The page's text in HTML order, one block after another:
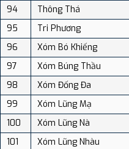
94
Thông Thá
95
Tri Phương
96
Xóm Bó Khiếng
97
Xóm Búng Thầu
98
Xóm Đống Đa
99
Xóm Lũng Mạ
100
Xóm Lũng Nà
101
Xóm Lũng Nhàu